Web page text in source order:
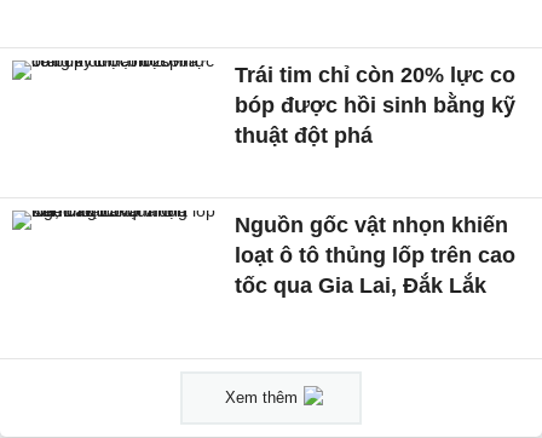
Trái tim chỉ còn 20% lực co
bóp được hồi sinh bằng kỹ
thuật đột phá
Nguồn gốc vật nhọn khiến
loạt ô tô thủng lốp trên cao
tốc qua Gia Lai, Đắk Lắk
Xem thêm